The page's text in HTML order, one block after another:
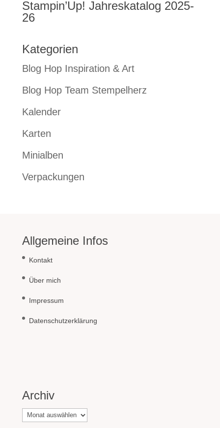
Stampin’Up! Jahreskatalog 2025-
26
Kategorien
Blog Hop Inspiration & Art
Blog Hop Team Stempelherz
Kalender
Karten
Minialben
Verpackungen
Allgemeine Infos
Kontakt
Über mich
Impressum
Datenschutzerklärung
Archiv
Archiv